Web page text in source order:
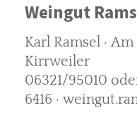
Weingut
Karl Ramsel ·
Kirrweiler
06321/95010
6416 ·